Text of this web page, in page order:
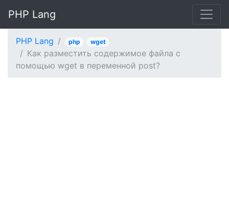
PHP Lang
PHP Lang php wget
Как разместить содержимое файла с
помощью wget в переменной post?